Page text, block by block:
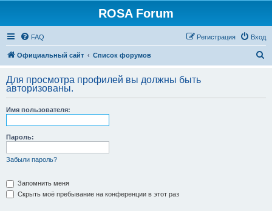
ROSA Forum
FAQ Вход
Регистрация
Официальный сайт Список форумов
с
Для просмотра профилей вы должны быть
авторизованы.
Имя пользователя:
Пароль:
Забыли пароль?
Запомнить меня
Скрыть моё пребывание на конференции в этот раз